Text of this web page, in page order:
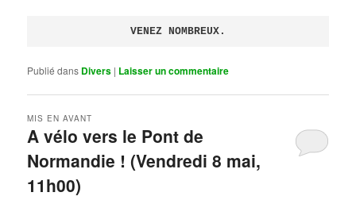
VENEZ NOMBREUX.
Publié dans Divers | Laisser un commentaire
A vélo vers le Pont de
Normandie ! (Vendredi 8 mai,
11h00)
MIS EN AVANT